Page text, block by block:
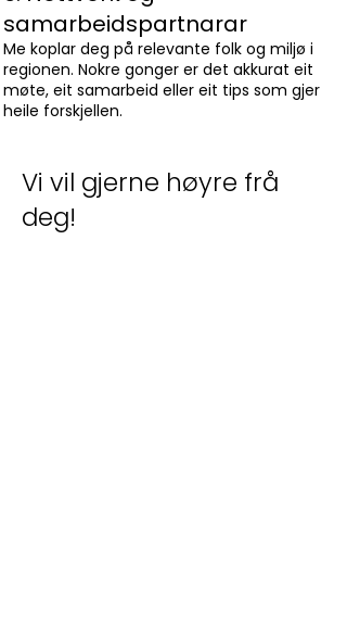
samarbeidspartnarar
Me koplar deg på relevante folk og miljø i
regionen. Nokre gonger er det akkurat eit
møte, eit samarbeid eller eit tips som gjer
heile forskjellen.
Vi vil gjerne høyre frå
deg!